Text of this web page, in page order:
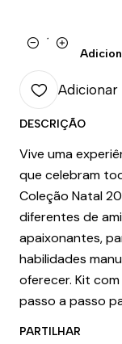
Quantidade
DESCRIÇÃO
Vive uma
que celebram
Coleção Natal
diferentes de
apaixonantes,
habilidades
oferecer. Kit
passo a passo
PARTILHAR